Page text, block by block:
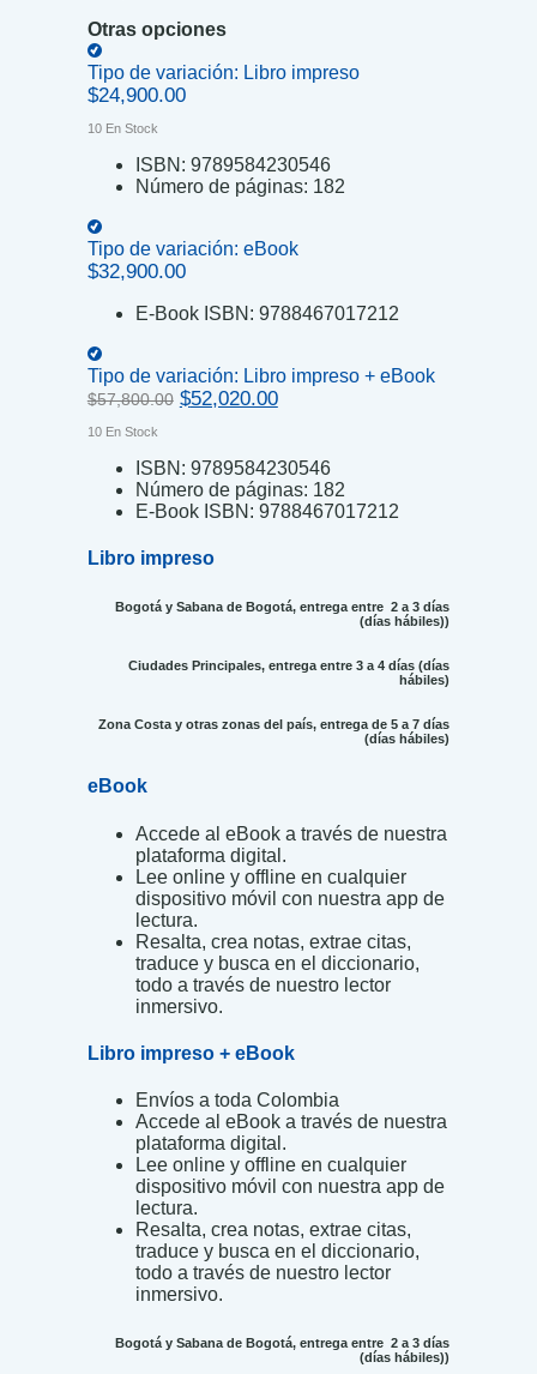
Otras opciones
Tipo de variación: Libro impreso
$24,900.00
10 En Stock
ISBN: 9789584230546
Número de páginas: 182
Tipo de variación: eBook
$32,900.00
E-Book ISBN: 9788467017212
Tipo de variación: Libro impreso + eBook
$57,800.00 Original
$57,800.00.
$52,020.00Current
$52,020.00.
10 En Stock
ISBN: 9789584230546
Número de páginas: 182
E-Book ISBN: 9788467017212
Libro impreso
Bogotá y Sabana de Bogotá, entrega entre 2 a 3 días
(días hábiles))
Ciudades Principales, entrega entre 3 a 4 días (días
hábiles)
Zona Costa y otras zonas del país, entrega de 5 a 7 días
(días hábiles)
eBook
Accede al eBook a través de nuestra
plataforma digital.
Lee online y offline en cualquier
dispositivo móvil con nuestra app de
lectura.
Resalta, crea notas, extrae citas,
traduce y busca en el diccionario,
todo a través de nuestro lector
inmersivo.
Libro impreso + eBook
Envíos a toda Colombia
Accede al eBook a través de nuestra
plataforma digital.
Lee online y offline en cualquier
dispositivo móvil con nuestra app de
lectura.
Resalta, crea notas, extrae citas,
traduce y busca en el diccionario,
todo a través de nuestro lector
inmersivo.
Bogotá y Sabana de Bogotá, entrega entre 2 a 3 días
(días hábiles))